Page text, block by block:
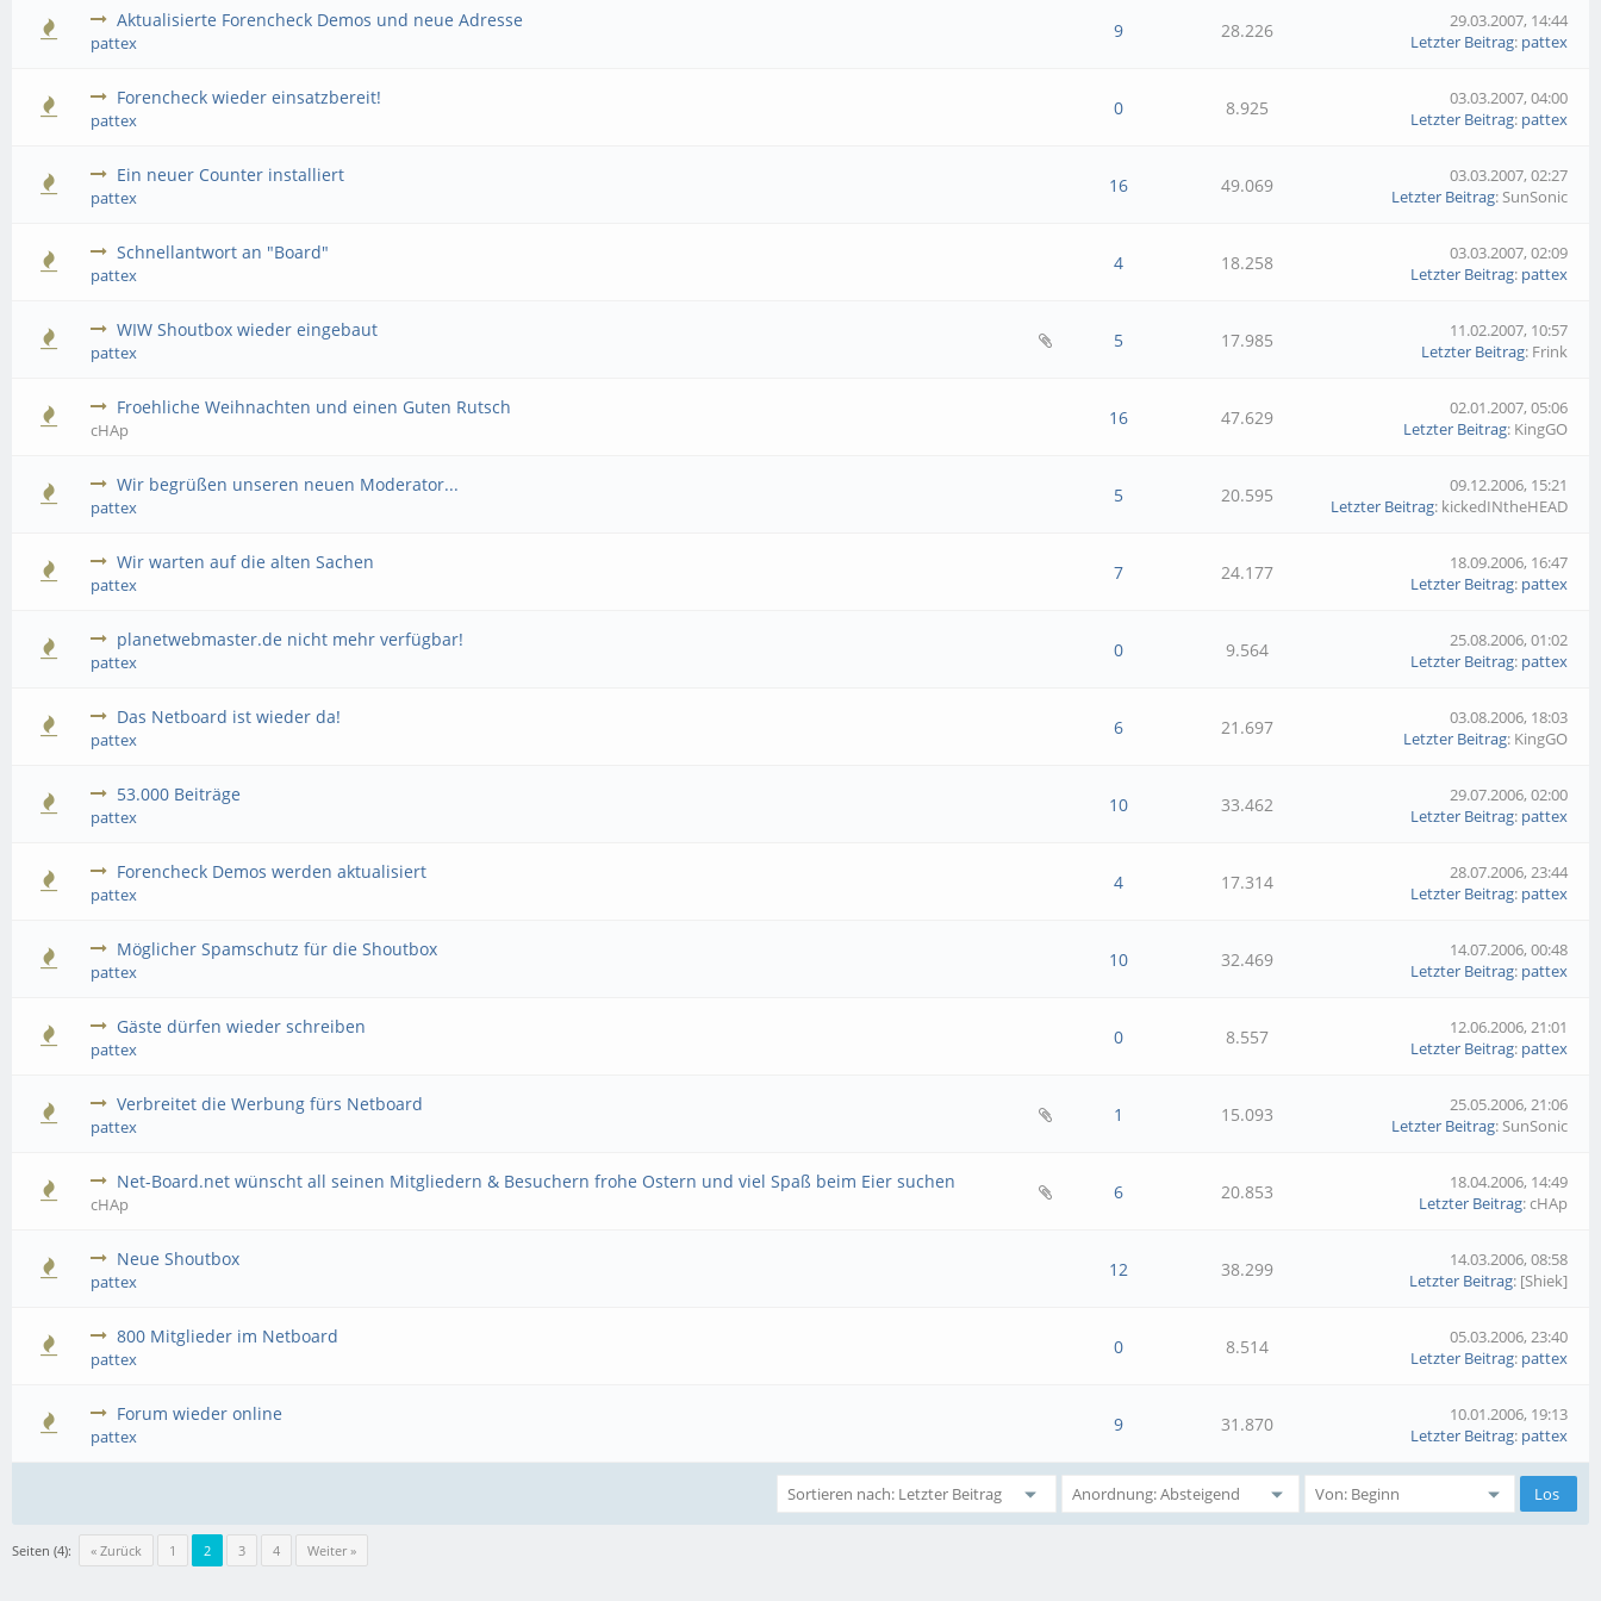
Aktualisierte Forencheck Demos und neue Adresse
pattex
9 28.226
29.03.2007, 14:44
Letzter Beitrag: pattex
Forencheck wieder einsatzbereit!
pattex
0 8.925
03.03.2007, 04:00
Letzter Beitrag: pattex
Ein neuer Counter installiert
pattex
16 49.069
03.03.2007, 02:27
Letzter Beitrag: SunSonic
Schnellantwort an "Board"
pattex
4 18.258
03.03.2007, 02:09
Letzter Beitrag: pattex
WIW Shoutbox wieder eingebaut
pattex
5 17.985
11.02.2007, 10:57
Letzter Beitrag: Frink
Froehliche Weihnachten und einen Guten Rutsch
cHAp
16 47.629
02.01.2007, 05:06
Letzter Beitrag: KingGO
Wir begrüßen unseren neuen Moderator...
pattex
5 20.595
09.12.2006, 15:21
Letzter Beitrag: kickedINtheHEAD
Wir warten auf die alten Sachen
pattex
7 24.177
18.09.2006, 16:47
Letzter Beitrag: pattex
planetwebmaster.de nicht mehr verfügbar!
pattex
0 9.564
25.08.2006, 01:02
Letzter Beitrag: pattex
Das Netboard ist wieder da!
pattex
6 21.697
03.08.2006, 18:03
Letzter Beitrag: KingGO
53.000 Beiträge
pattex
10 33.462
29.07.2006, 02:00
Letzter Beitrag: pattex
Forencheck Demos werden aktualisiert
pattex
4 17.314
28.07.2006, 23:44
Letzter Beitrag: pattex
Möglicher Spamschutz für die Shoutbox
pattex
10 32.469
14.07.2006, 00:48
Letzter Beitrag: pattex
Gäste dürfen wieder schreiben
pattex
0 8.557
12.06.2006, 21:01
Letzter Beitrag: pattex
Verbreitet die Werbung fürs Netboard
pattex
1 15.093
25.05.2006, 21:06
Letzter Beitrag: SunSonic
Net-Board.net wünscht all seinen Mitgliedern & Besuchern frohe Ostern und viel Spaß beim Eier suchen
cHAp
6 20.853
18.04.2006, 14:49
Letzter Beitrag: cHAp
Neue Shoutbox
pattex
12 38.299
14.03.2006, 08:58
Letzter Beitrag: [Shiek]
800 Mitglieder im Netboard
pattex
0 8.514
05.03.2006, 23:40
Letzter Beitrag: pattex
Forum wieder online
pattex
9 31.870
10.01.2006, 19:13
Letzter Beitrag: pattex
Seiten (4): « Zurück 1 2 3 4 Weiter »